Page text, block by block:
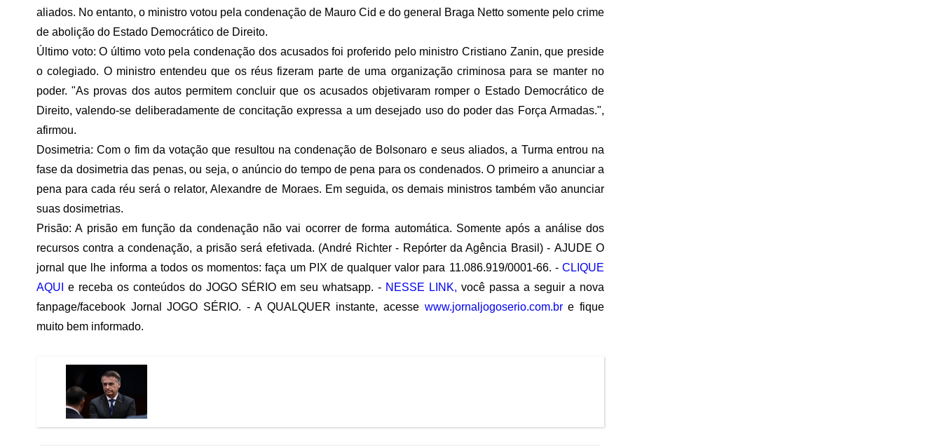
aliados. No entanto, o ministro votou pela condenação de Mauro Cid e do general Braga Netto somente pelo crime
de abolição do Estado Democrático de Direito.
Último voto: O último voto pela condenação dos acusados foi proferido pelo ministro Cristiano Zanin, que preside
o colegiado. O ministro entendeu que os réus fizeram parte de uma organização criminosa para se manter no
poder. "As provas dos autos permitem concluir que os acusados objetivaram romper o Estado Democrático de
Direito, valendo-se deliberadamente de concitação expressa a um desejado uso do poder das Força Armadas.",
afirmou.
Dosimetria: Com o fim da votação que resultou na condenação de Bolsonaro e seus aliados, a Turma entrou na
fase da dosimetria das penas, ou seja, o anúncio do tempo de pena para os condenados. O primeiro a anunciar a
pena para cada réu será o relator, Alexandre de Moraes. Em seguida, os demais ministros também vão anunciar
suas dosimetrias.
Prisão: A prisão em função da condenação não vai ocorrer de forma automática. Somente após a análise dos
recursos contra a condenação, a prisão será efetivada. (André Richter - Repórter da Agência Brasil ) - AJUDE O
jornal que lhe informa a todos os momentos: faça um PIX de qualquer valor para 11.086.919/0001-66. - CLIQUE
AQUI
e receba os conteúdos do JOGO SÉRIO em seu whatsapp. - NESSE LINK, você passa a seguir a nova
fanpage/facebook Jornal JOGO SÉRIO. - A QUALQUER instante, acesse www.jornaljogoserio.com.bre fique
muito bem informado.